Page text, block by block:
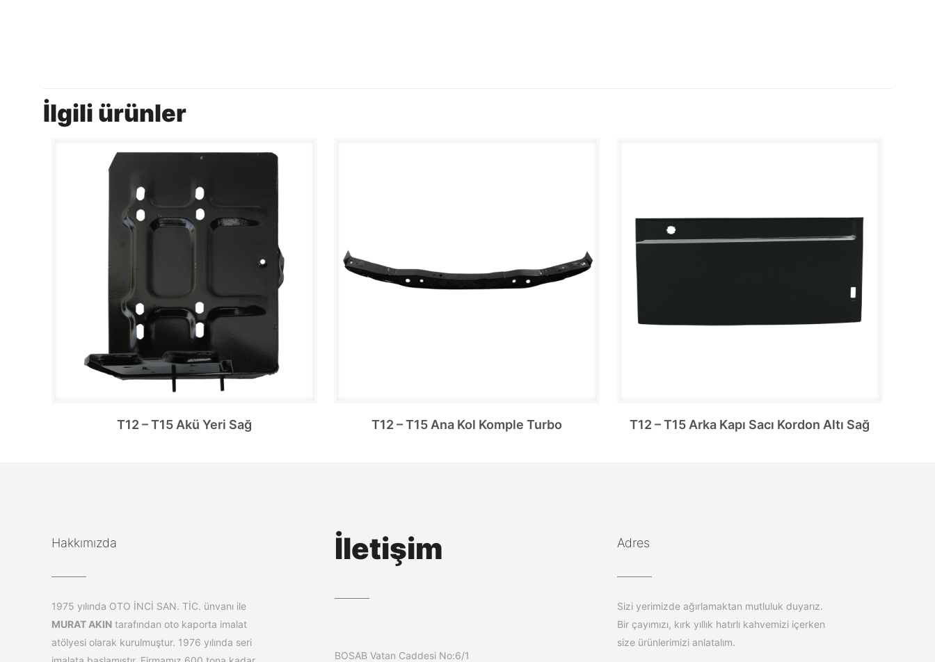
İlgili ürünler
T12 – T15 Akü Yeri Sağ T12 – T15 Ana Kol Komple Turbo T12 – T15 Arka Kapı Sacı Kordon Altı Sağ
Hakkımızda
1975 yılında OTO İNCİ SAN. TİC. ünvanı ile
MURAT AKIN tarafından oto kaporta imalat
atölyesi olarak kurulmuştur. 1976 yılında seri
İletişim
BOSAB Vatan Caddesi No:6/1
Adres
Sizi yerimizde ağırlamaktan mutluluk duyarız.
Bir çayımızı, kırk yıllık hatırlı kahvemizi içerken
size ürünlerimizi anlatalım.